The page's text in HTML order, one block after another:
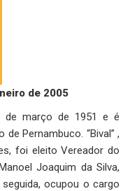
de 2005
de março de 1951 e é
Pernambuco. “Bival” ,
foi eleito Vereador do
Joaquim da Silva,
ocupou o cargo